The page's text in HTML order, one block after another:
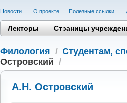
Новости О проекте Полезные cсылки
Лекторы Страницы
Филология / Студентам,
Островский /
А.Н. Островский